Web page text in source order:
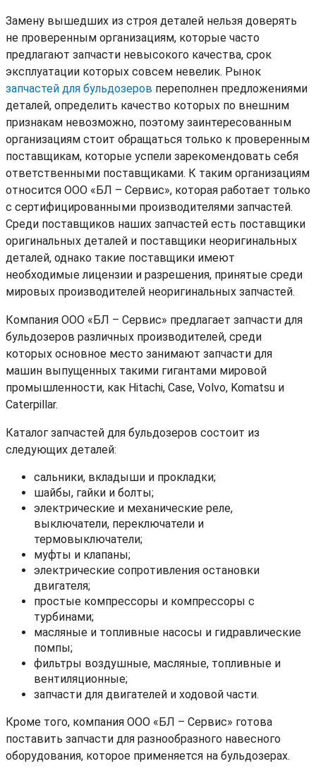
Замену вышедших из строя деталей нельзя доверять
не проверенным организациям, которые часто
предлагают запчасти невысокого качества, срок
эксплуатации которых совсем невелик. Рынок
запчастей для бульдозеров переполнен предложениями
деталей, определить качество которых по внешним
признакам невозможно, поэтому заинтересованным
организациям стоит обращаться только к проверенным
поставщикам, которые успели зарекомендовать себя
ответственными поставщиками. К таким организациям
относится ООО «БЛ – Сервис», которая работает только
с сертифицированными производителями запчастей.
Среди поставщиков наших запчастей есть поставщики
оригинальных деталей и поставщики неоригинальных
деталей, однако такие поставщики имеют
необходимые лицензии и разрешения, принятые среди
мировых производителей неоригинальных запчастей.
Компания ООО «БЛ – Сервис» предлагает запчасти для
бульдозеров различных производителей, среди
которых основное место занимают запчасти для
машин выпущенных такими гигантами мировой
промышленности, как Hitachi, Case, Volvo, Komatsu и
Caterpillar.
Каталог запчастей для бульдозеров состоит из
следующих деталей:
сальники, вкладыши и прокладки;
шайбы, гайки и болты;
электрические и механические реле,
выключатели, переключатели и
термовыключатели;
муфты и клапаны;
электрические сопротивления остановки
двигателя;
простые компрессоры и компрессоры с
турбинами;
масляные и топливные насосы и гидравлические
помпы;
фильтры воздушные, масляные, топливные и
вентиляционные;
запчасти для двигателей и ходовой части.
Кроме того, компания ООО «БЛ – Сервис» готова
поставить запчасти для разнообразного навесного
оборудования, которое применяется на бульдозерах.